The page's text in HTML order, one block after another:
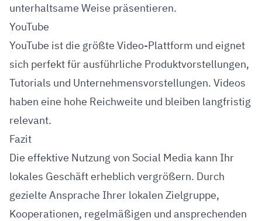
unterhaltsame Weise präsentieren.
YouTube
YouTube ist die größte Video-Plattform und eignet
sich perfekt für ausführliche Produktvorstellungen,
Tutorials und Unternehmensvorstellungen. Videos
haben eine hohe Reichweite und bleiben langfristig
relevant.
Fazit
Die effektive Nutzung von Social Media kann Ihr
lokales Geschäft erheblich vergrößern. Durch
gezielte Ansprache Ihrer lokalen Zielgruppe,
Kooperationen, regelmäßigen und ansprechenden